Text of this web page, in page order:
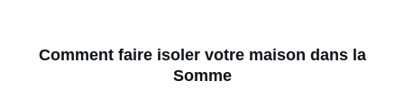
Comment faire isoler votre maison dans la
Somme